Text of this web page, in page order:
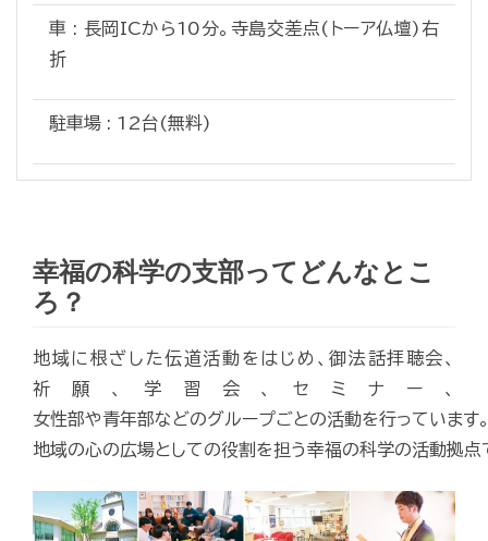
車 : 長岡ICから10分。寺島交差点(トーア仏壇)右
折
駐車場 : 12台(無料)
幸福の科学の支部ってどんなとこ
ろ？
地域に根ざした伝道活動をはじめ、御法話拝聴会、
祈願、学習会、セミナー、
女性部や青年部などのグループごとの活動を行っています
地域の心の広場としての役割を担う幸福の科学の活動拠点